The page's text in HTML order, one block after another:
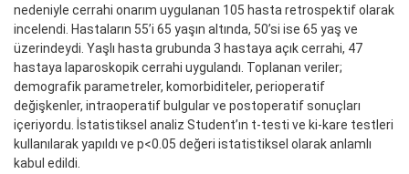
nedeniyle cerrahi onarım uygulanan 105 hasta retrospektif olarak
incelendi. Hastaların 55’i 65 yaşın altında, 50’si ise 65 yaş ve
üzerindeydi. Yaşlı hasta grubunda 3 hastaya açık cerrahi, 47
hastaya laparoskopik cerrahi uygulandı. Toplanan veriler;
demografik parametreler, komorbiditeler, perioperatif
değişkenler, intraoperatif bulgular ve postoperatif sonuçları
içeriyordu. İstatistiksel analiz Student’ın t-testi ve ki-kare testleri
kullanılarak yapıldı ve p<0.05 değeri istatistiksel olarak anlamlı
kabul edildi.